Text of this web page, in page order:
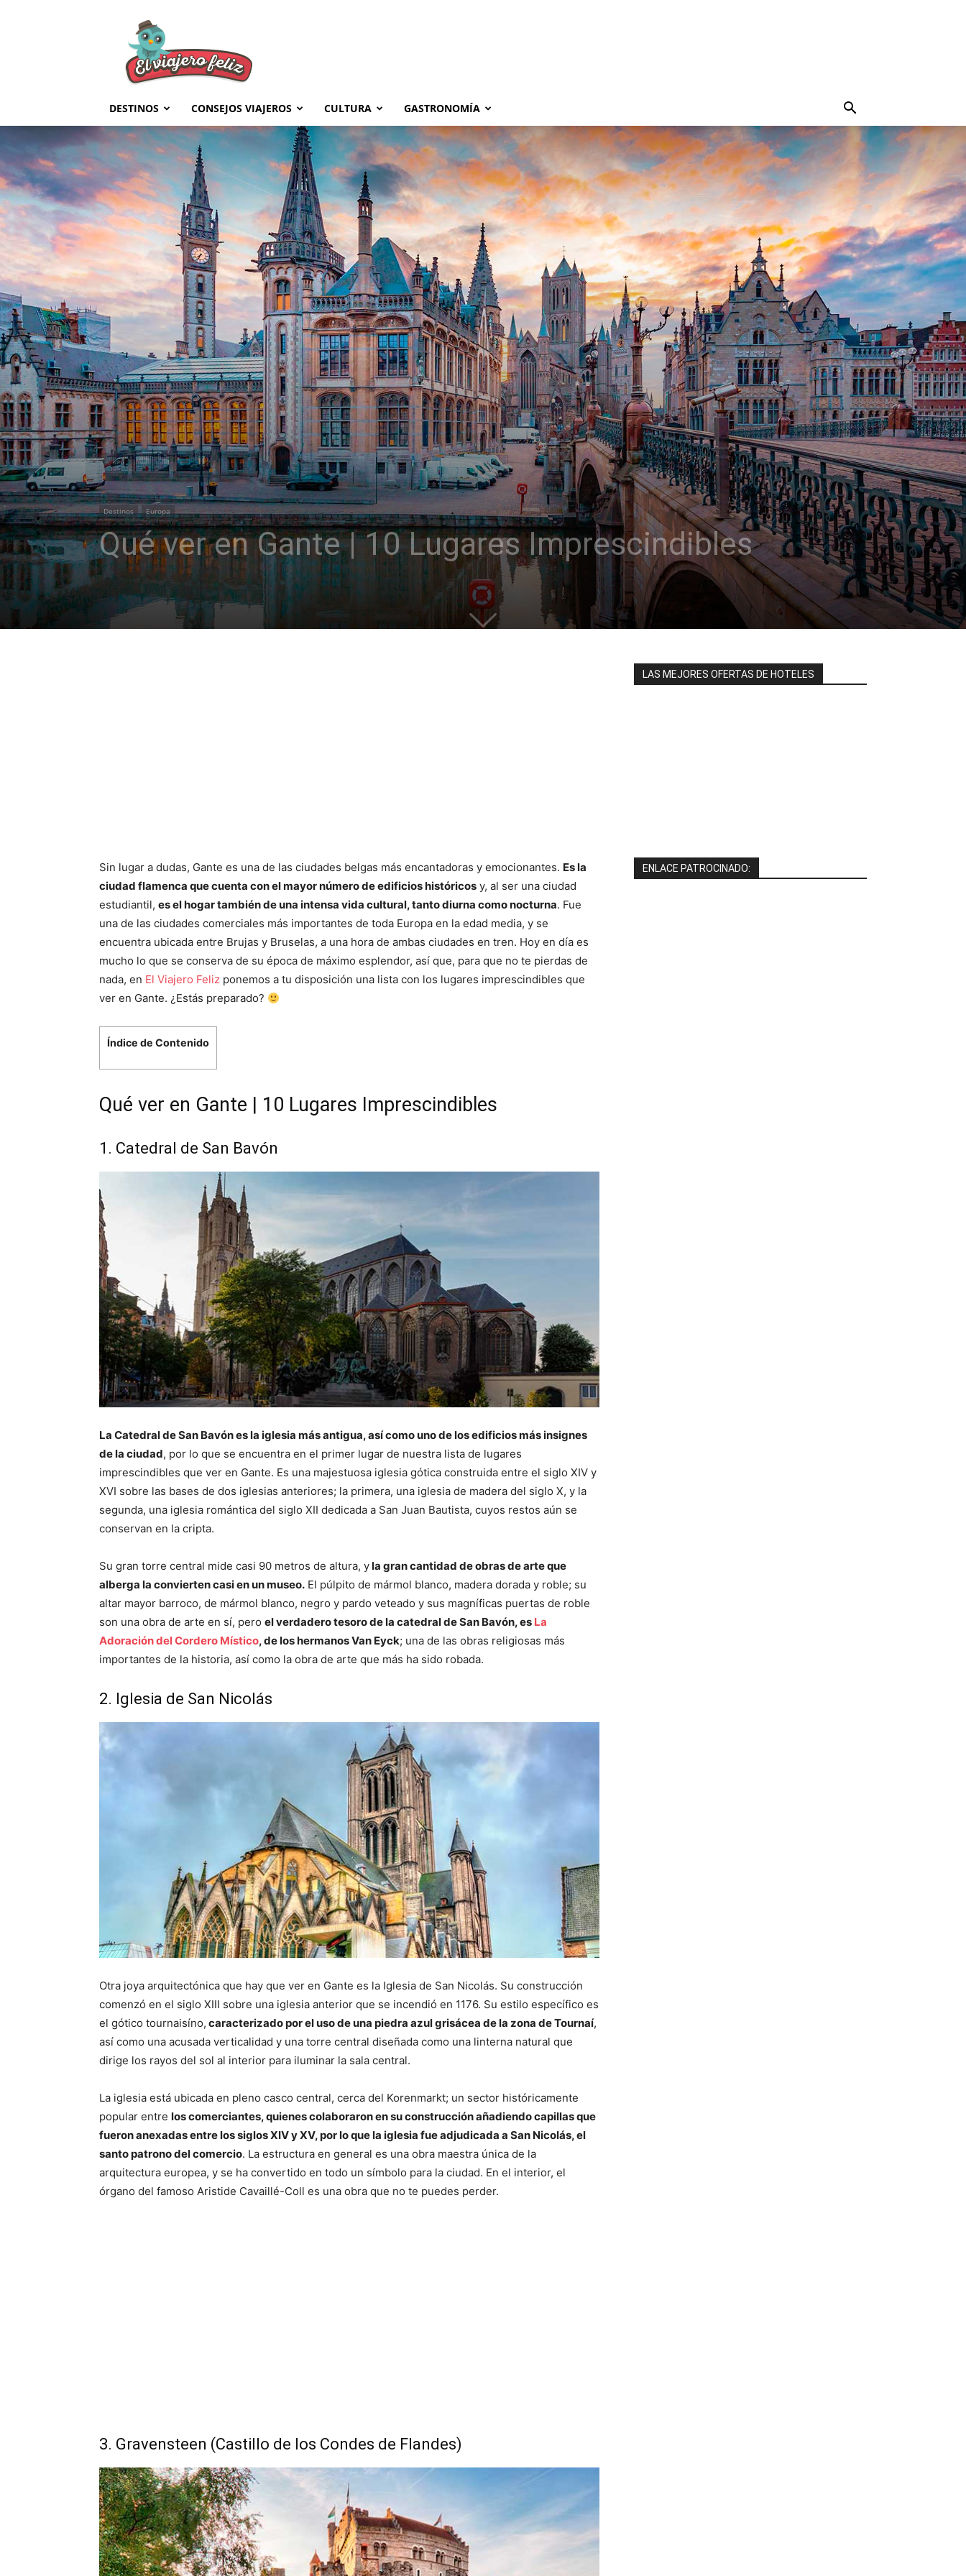
Feliz
DESTINOS CONSEJOS VIAJEROS CULTURA GASTRONOMÍA
Destinos Europa
Qué ver en Gante | 10 Lugares Imprescindibles
Sin lugar a dudas, Gante es una de las ciudades belgas más encantadoras y emocionantes. Es la
ciudad flamenca que cuenta con el mayor número de edificios históricos y, al ser una ciudad
estudiantil, es el hogar también de una intensa vida cultural, tanto diurna como nocturna. Fue
una de las ciudades comerciales más importantes de toda Europa en la edad media, y se
encuentra ubicada entre Brujas y Bruselas, a una hora de ambas ciudades en tren. Hoy en día es
mucho lo que se conserva de su época de máximo esplendor, así que, para que no te pierdas de
nada, en El Viajero Feliz ponemos a tu disposición una lista con los lugares imprescindibles que
ver en Gante. ¿Estás preparado?
Índice de Contenido
Qué ver en Gante | 10 Lugares Imprescindibles
1. Catedral de San Bavón
La Catedral de San Bavón es la iglesia más antigua, así como uno de los edificios más insignes
de la ciudad, por lo que se encuentra en el primer lugar de nuestra lista de lugares
imprescindibles que ver en Gante. Es una majestuosa iglesia gótica construida entre el siglo XIV y
XVI sobre las bases de dos iglesias anteriores; la primera, una iglesia de madera del siglo X, y la
segunda, una iglesia romántica del siglo XII dedicada a San Juan Bautista, cuyos restos aún se
conservan en la cripta.
Su gran torre central mide casi 90 metros de altura, yla gran cantidad de obras de arte que
alberga la convierten casi en un museo. El púlpito de mármol blanco, madera dorada y roble; su
altar mayor barroco, de mármol blanco, negro y pardo veteado y sus magníficas puertas de roble
son una obra de arte en sí, pero el verdadero tesoro de la catedral de San Bavón, es La
Adoración del Cordero Místico, de los hermanos Van Eyck; una de las obras religiosas más
importantes de la historia, así como la obra de arte que más ha sido robada.
2. Iglesia de San Nicolás
Otra joya arquitectónica que hay que ver en Gante es la Iglesia de San Nicolás. Su construcción
comenzó en el siglo XIII sobre una iglesia anterior que se incendió en 1176. Su estilo específico es
el gótico tournaisíno, caracterizado por el uso de una piedra azul grisácea de la zona de Tournaí,
así como una acusada verticalidad y una torre central diseñada como una linterna natural que
dirige los rayos del sol al interior para iluminar la sala central.
La iglesia está ubicada en pleno casco central, cerca del Korenmarkt; un sector históricamente
popular entre los comerciantes, quienes colaboraron en su construcción añadiendo capillas que
fueron anexadas entre los siglos XIV y XV, por lo que la iglesia fue adjudicada a San Nicolás, el
santo patrono del comercio. La estructura en general es una obra maestra única de la
arquitectura europea, y se ha convertido en todo un símbolo para la ciudad. En el interior, el
órgano del famoso Aristide Cavaillé-Coll es una obra que no te puedes perder.
3. Gravensteen (Castillo de los Condes de Flandes)
LAS MEJORES OFERTAS DE HOTELES
ENLACE PATROCINADO: